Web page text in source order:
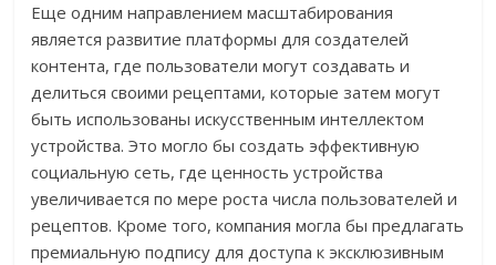
Еще одним направлением масштабирования
является развитие платформы для создателей
контента, где пользователи могут создавать и
делиться своими рецептами, которые затем могут
быть использованы искусственным интеллектом
устройства. Это могло бы создать эффективную
социальную сеть, где ценность устройства
увеличивается по мере роста числа пользователей и
рецептов. Кроме того, компания могла бы предлагать
премиальную подпису для доступа к эксклюзивным